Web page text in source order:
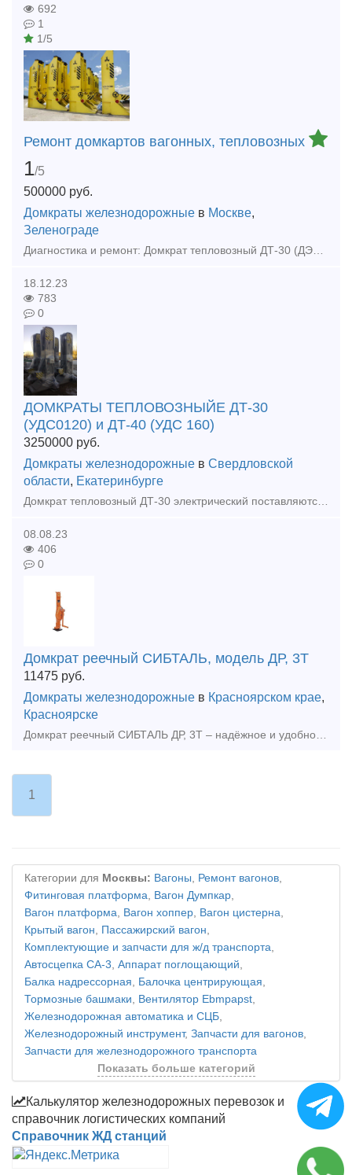
692
1
1/5
Ремонт домкартов вагонных, тепловозных
1/5
500000 руб.
Домкраты железнодорожные в Москве,
Зеленограде
Диагностика и ремонт: Домкрат тепловозный ДТ-30 (ДЭТ-30 или ТЭД-30).Домкрат тепловозный ДТ-40 (ДЭТ-40 или ТЭД-40).Домкрат вагонный К-12.08. Установки домкратные передвижные УДП-120, УДП-160, УДП-200
18.12.23
783
0
ДОМКРАТЫ ТЕПЛОВОЗНЫЙЕ ДТ-30
(УДС0120) и ДТ-40 (УДС 160)
3250000 руб.
Домкраты железнодорожные в Свердловской
области, Екатеринбурге
Домкрат тепловозный ДТ-30 электрический поставляются в виде комплекта из 4-х штук домкратных стоек общей грузоподъемностью 120 тонн с общим и индивидуальными пультами управления. Технические характер
08.08.23
406
0
Домкрат реечный СИБТАЛЬ, модель ДР, 3Т
11475 руб.
Домкраты железнодорожные в Красноярском крае,
Красноярске
Домкрат реечный СИБТАЛЬ ДР, 3Т – надёжное и удобное оборудование, предназначенное для подъема и удерживание на высоте тяжеловесных грузов различного назначения. Домкраты этого вида имеют широкие возм
1
Категории для Москвы: Вагоны, Ремонт вагонов,
Фитинговая платформа, Вагон Думпкар,
Вагон платформа, Вагон хоппер, Вагон цистерна,
Крытый вагон, Пассажирский вагон,
Комплектующие и запчасти для ж/д транспорта,
Автосцепка СА-3, Аппарат поглощающий,
Балка надрессорная, Балочка центрирующая,
Тормозные башмаки, Вентилятор Ebmpapst,
Железнодорожная автоматика и СЦБ,
Железнодорожный инструмент, Запчасти для вагонов,
Запчасти для железнодорожного транспорта
Показать больше категорий
Калькулятор железнодорожных перевозок и
справочник логистических компаний
Справочник ЖД станций